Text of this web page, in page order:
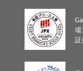
場
証